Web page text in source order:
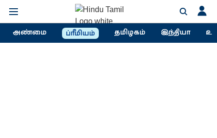
அண்மை ப்ரீமியம் தமிழகம் இந்தியா